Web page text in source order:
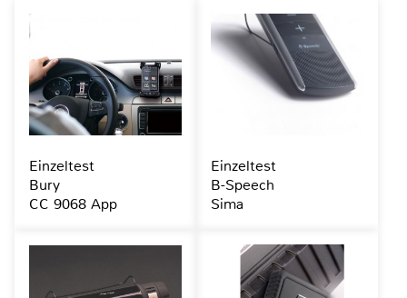
Einzeltest
Bury
CC 9068 App
Einzeltest
B-Speech
Sima